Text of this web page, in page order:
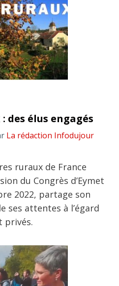
des élus engagés
La rédaction Infodujour
ruraux de France
du Congrès d’Eymet
2022, partage son
ses attentes à l’égard
privés.